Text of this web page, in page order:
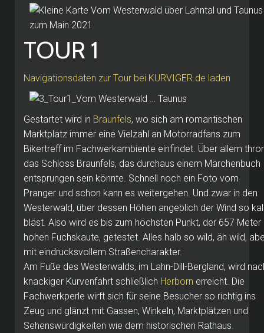
TOUR 1
Navigationsdaten zur Tour bei KURVIGER.de laden
Gestartet wird in Braunfels, wo sich am romantischen
Marktplatz immer eine Vielzahl an Motorradfans zum
Bikertreff im Fachwerkambiente einfindet. Über allem
das Schloss Braunfels, das durchaus einem Märchenbuch
entsprungen sein könnte. Schnell noch ein Foto vom
Pranger und schon kann es weitergehen. Und zwar in den
Westerwald, über dessen Höhen angeblich der Wind so
bläst. Also wird es bis zum höchsten Punkt, der 657 Meter
hohen Fuchskaute, getestet. Alles halb so wild, äh wild,
mit eindrucksvollem Straßencharakter.
Am Fuße des Westerwalds, im Lahn-Dill-Bergland, wird
knackiger Kurvenfahrt schließlich Herborn erreicht. Die
Fachwerkperle wirft sich für seine Besucher so richtig ins
Zeug und glänzt mit Gassen, Winkeln, Marktplätzen und
Sehenswürdigkeiten wie dem historischen Rathaus.